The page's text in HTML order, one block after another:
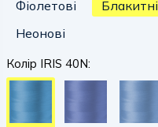
Фіолетові
Блакитні
Неонові
Колір IRIS 40N: